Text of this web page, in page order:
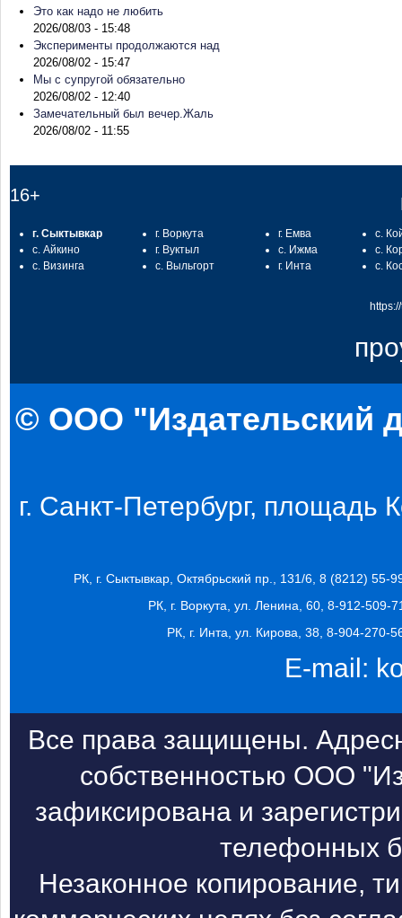
Это как надо не любить
2026/08/03 - 15:48
Эксперименты продолжаются над
2026/08/02 - 15:47
Мы с супругой обязательно
2026/08/02 - 12:40
Замечательный был вечер.Жаль
2026/08/02 - 11:55
16+
г. Сыктывкар
с. Айкино
с. Визинга
г. Воркута
г. Вуктыл
с. Выльгорт
г. Емва
с. Ижма
г. Инта
с.
с.
с.
© ООО "Издательский
г. Санкт-Петербург, площадь
РК, г. Сыктывкар, Октябрьский пр., 131/6, 8 (8212) 55-
РК, г. Воркута, ул. Ленина, 60, 8-912-509-
РК, г. Инта, ул. Кирова, 38, 8-904-270-
E-mail:
Все права защищены.
собственностью ООО
зафиксирована и
телефонных
Незаконное копирование,